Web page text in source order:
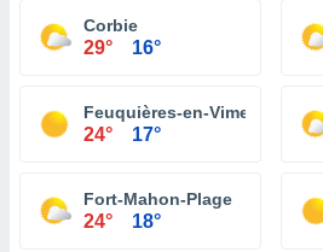
Corbie
29° 16°
Feuquières-en-Vimeu
24° 17°
Fort-Mahon-Plage
24° 18°